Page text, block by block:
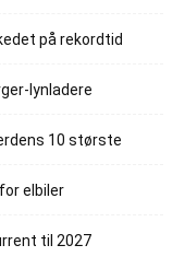
på rekordtid
lynladere
10 største
elbiler
til 2027